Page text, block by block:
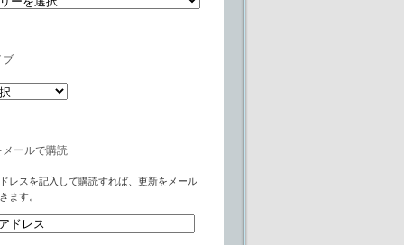
ブ
メールで購読
レスを記入して購読すれば、更新をメール
ます。